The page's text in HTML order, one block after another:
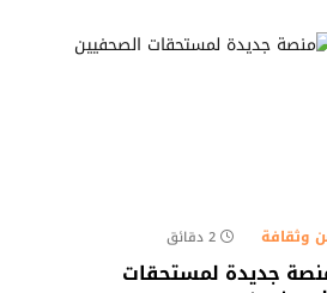
وثقافة 2 دقائق
جديدة لمستحقات